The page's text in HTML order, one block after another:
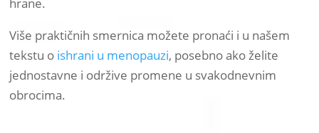
Više praktičnih smernica možete pronaći i u našem
tekstu o ishrani u menopauzi, posebno ako želite
jednostavne i održive promene u svakodnevnim
obrocima.